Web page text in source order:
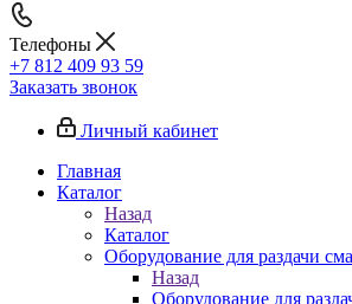
Телефоны
+7 812 409 93 59
Заказать звонок
Личный кабинет
Главная
Каталог
Назад
Каталог
Оборудование для раздачи
Назад
Оборудование для